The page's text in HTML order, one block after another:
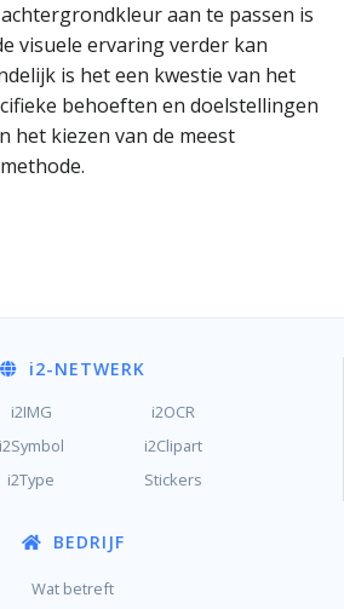
aan te passen is
visuele ervaring verder kan
is het een kwestie van het
behoeften en doelstellingen
het kiezen van de meest
i2-NETWERK
i2IMG
i2OCR
i2Symbol
i2Clipart
i2Type Stickers
BEDRIJF
Wat betreft